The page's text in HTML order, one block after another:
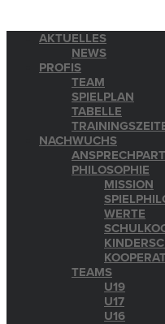
AKTUELLES
NEWS
PROFIS
TEAM
SPIELPLAN
TABELLE
NACHWUCHS
PHILOSOPHIE
MISSION
WERTE
TEAMS
U19
U17
U16